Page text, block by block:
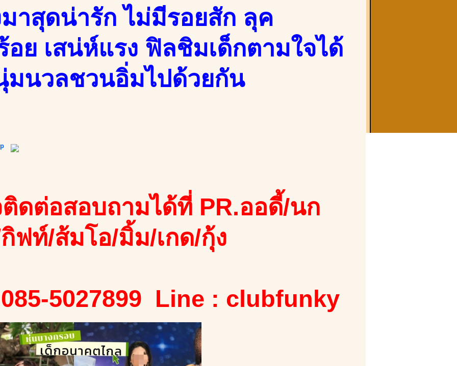
าสุดน่ารัก ไม่มีรอยสัก ลุค
อย เสน่ห์แรง ฟิลชิมเด็กตามใจได้
นวลชวนอิ่มไปด้วยกัน
ดต่อสอบถามได้ที่ PR.ออดี้/นก
กิฟท์/ส้มโอ/มิ้ม/เกด/กุ้ง
5027899 Line : clubfunky